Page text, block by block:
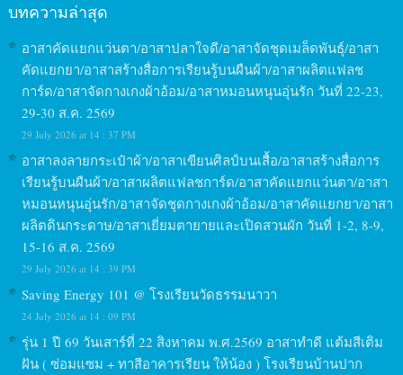
บทความล่าสุด
อาสาคัดแยกแว่นตา/อาสาปลาใจดี/อาสาจัดชุดเมล็ดพันธุ์/อาสา
คัดแยกยา/อาสาสร้างสื่อการเรียนรู้บนผืนผ้า/อาสาผลิตแฟลช
การ์ด/อาสาจัดกางเกงผ้าอ้อม/อาสาหมอนหนุนอุ่นรัก วันที่ 22-23,
29-30 ส.ค. 2569
29 July 2026 at 14 : 37 PM
อาสาลงลายกระเป๋าผ้า/อาสาเขียนศิลป์บนเสื้อ/อาสาสร้างสื่อการ
เรียนรู้บนผืนผ้า/อาสาผลิตแฟลชการ์ด/อาสาคัดแยกแว่นตา/อาสา
หมอนหนุนอุ่นรัก/อาสาจัดชุดกางเกงผ้าอ้อม/อาสาคัดแยกยา/อาสา
ผลิตดินกระดาษ/อาสาเยี่ยมตายายและเปิดสวนผัก วันที่ 1-2, 8-9,
15-16 ส.ค. 2569
29 July 2026 at 14 : 39 PM
Saving Energy 101 @ โรงเรียนวัดธรรมนาวา
24 July 2026 at 14 : 09 PM
รุ่น 1 ปี 69 วันเสาร์ที่ 22 สิงหาคม พ.ศ.2569 อาสาทำดี แต้มสีเติม
ฝัน ( ซ่อมแซม + ทาสีอาคารเรียน ให้น้อง ) โรงเรียนบ้านปาก